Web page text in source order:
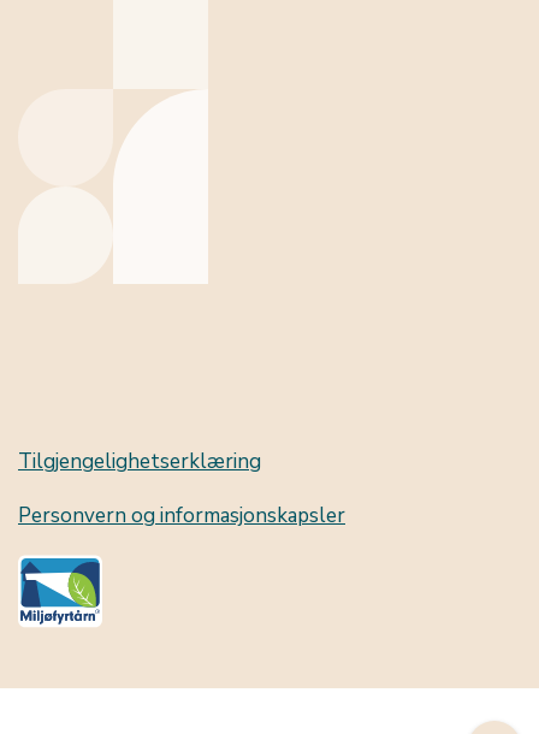
Tilgjengelighetserklæring
Personvern og informasjonskapsler